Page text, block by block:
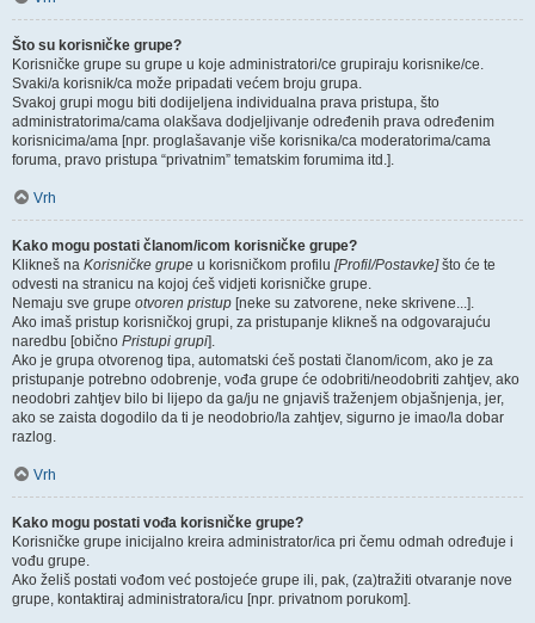
Što su korisničke grupe?
Korisničke grupe su grupe u koje administratori/ce grupiraju korisnike/ce.
Svaki/a korisnik/ca može pripadati većem broju grupa.
Svakoj grupi mogu biti dodijeljena individualna prava pristupa, što
administratorima/cama olakšava dodjeljivanje određenih prava određenim
korisnicima/ama [npr. proglašavanje više korisnika/ca moderatorima/cama
foruma, pravo pristupa “privatnim” tematskim forumima itd.].
Vrh
Kako mogu postati članom/icom korisničke grupe?
Klikneš na Korisničke grupe u korisničkom profilu [Profil/Postavke]što će te
odvesti na stranicu na kojoj ćeš vidjeti korisničke grupe.
Nemaju sve grupe otvoren pristup [neke su zatvorene, neke skrivene...].
Ako imaš pristup korisničkoj grupi, za pristupanje klikneš na odgovarajuću
naredbu [obično Pristupi grupi].
Ako je grupa otvorenog tipa, automatski ćeš postati članom/icom, ako je za
pristupanje potrebno odobrenje, vođa grupe će odobriti/neodobriti zahtjev, ako
neodobri zahtjev bilo bi lijepo da ga/ju ne gnjaviš traženjem objašnjenja, jer,
ako se zaista dogodilo da ti je neodobrio/la zahtjev, sigurno je imao/la dobar
razlog.
Vrh
Kako mogu postati vođa korisničke grupe?
Korisničke grupe inicijalno kreira administrator/ica pri čemu odmah određuje i
vođu grupe.
Ako želiš postati vođom već postojeće grupe ili, pak, (za)tražiti otvaranje nove
grupe, kontaktiraj administratora/icu [npr. privatnom porukom].